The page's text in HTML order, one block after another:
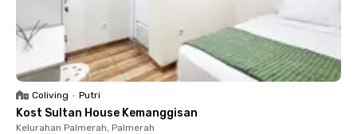
Coliving • Putri
Kost Sultan House Kemanggisan
Kelurahan Palmerah, Palmerah